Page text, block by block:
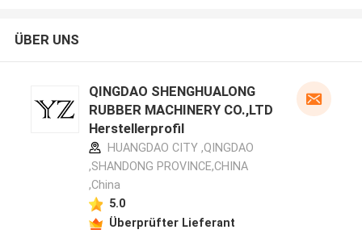
ÜBER UNS
QINGDAO SHENGHUALONG
RUBBER MACHINERY CO.,LTD
Herstellerprofil
HUANGDAO CITY ,QINGDAO
,SHANDONG PROVINCE,CHINA
,China
5.0
Überprüfter Lieferant